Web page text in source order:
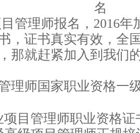
名
管理师报名， 2016年
，证书真实有效，全
那就赶紧加入到我们
师国家职业资格一
目管理师职业资格